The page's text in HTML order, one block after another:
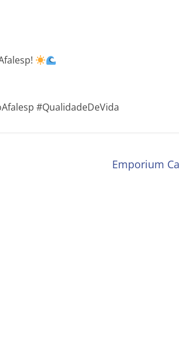
#QualidadeDeVida
Emporium